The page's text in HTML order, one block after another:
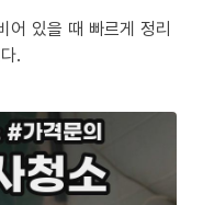
어 있을 때 빠르게 정리
.